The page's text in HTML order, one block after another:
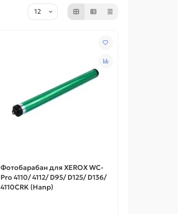
Фотобарабан для XEROX WC-
Pro 4110/ 4112/ D95/ D125/ D136/
4110CRK (Hanp)